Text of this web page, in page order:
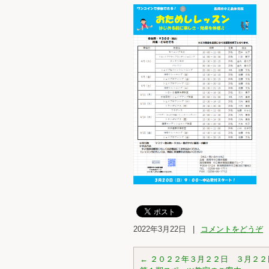
2022年3月22日 コメントをどうぞ
← ２０２２年３月２２日 ３月２２